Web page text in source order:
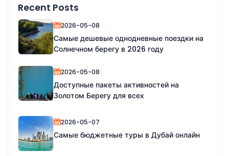
Recent Posts
2026-05-08
Самые дешевые однодневные поездки на
Солнечном берегу в 2026 году
2026-05-08
Доступные пакеты активностей на
Золотом Берегу для всех
2026-05-07
Самые бюджетные туры в Дубай онлайн